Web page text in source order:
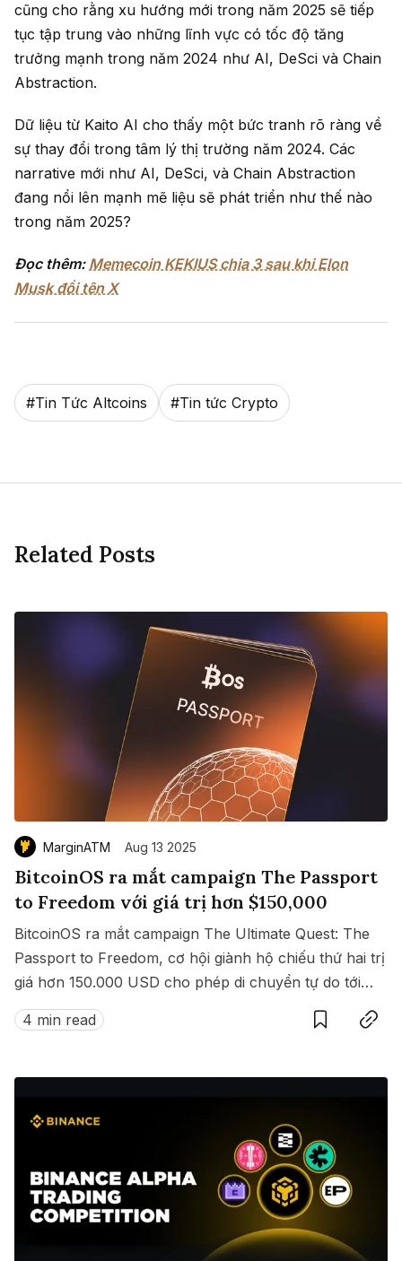
cũng cho rằng xu hướng mới trong năm 2025 sẽ tiếp
tục tập trung vào những lĩnh vực có tốc độ tăng
trưởng mạnh trong năm 2024 như AI, DeSci và Chain
Abstraction.
Dữ liệu từ Kaito AI cho thấy một bức tranh rõ ràng về
sự thay đổi trong tâm lý thị trường năm 2024. Các
narrative mới như AI, DeSci, và Chain Abstraction
đang nổi lên mạnh mẽ liệu sẽ phát triển như thế nào
trong năm 2025?
Đọc thêm: Memecoin KEKIUS chia 3 sau khi Elon
Musk đổi tên X
#Tin Tức Altcoins #Tin tức Crypto
Related Posts
MarginATM Aug 13 2025
BitcoinOS ra mắt campaign The Passport
to Freedom với giá trị hơn $150,000
BitcoinOS ra mắt campaign The Ultimate Quest: The
Passport to Freedom, cơ hội giành hộ chiếu thứ hai trị
giá hơn 150.000 USD cho phép di chuyển tự do tới
hàng loạt quốc gia không cần visa.
4 min read
SaveCopy link